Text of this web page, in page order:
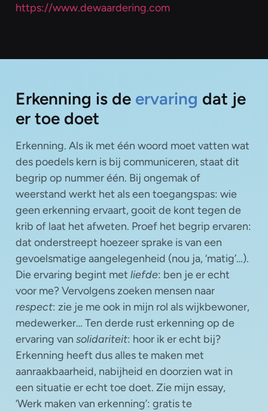
https://www.dewaardering.com
Erkenning is de ervaring dat je
er toe doet
Erkenning. Als ik met één woord moet vatten wat
des poedels kern is bij communiceren, staat dit
begrip op nummer één. Bij ongemak of
weerstand werkt het als een toegangspas: wie
geen erkenning ervaart, gooit de kont tegen de
krib of laat het afweten. Proef het begrip ervaren:
dat onderstreept hoezeer sprake is van een
gevoelsmatige aangelegenheid (nou ja, ‘matig’…).
Die ervaring begint met liefde: ben je er echt
voor me? Vervolgens zoeken mensen naar
respect: zie je me ook in mijn rol als wijkbewoner,
medewerker… Ten derde rust erkenning op de
ervaring van solidariteit: hoor ik er echt bij?
Erkenning heeft dus alles te maken met
aanraakbaarheid, nabijheid en doorzien wat in
een situatie er echt toe doet. Zie mijn essay,
‘Werk maken van erkenning’: gratis te